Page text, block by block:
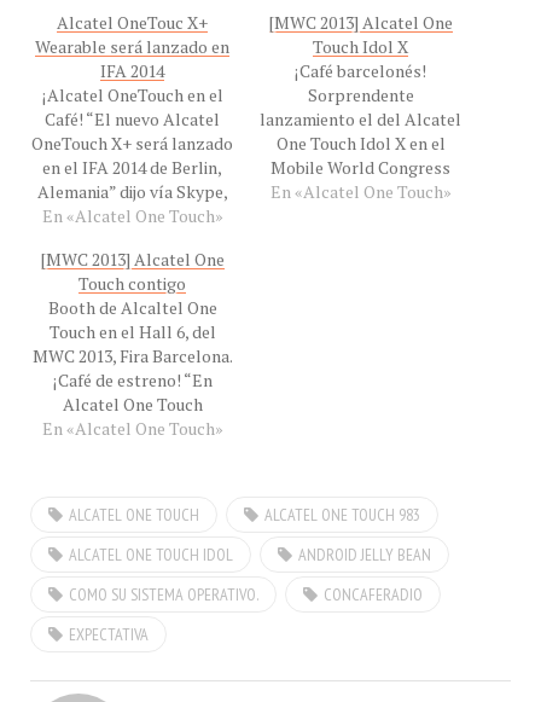
Alcatel OneTouc X+
Wearable será lanzado en
IFA 2014
¡Alcatel OneTouch en el
Café! “El nuevo Alcatel
OneTouch X+ será lanzado
en el IFA 2014 de Berlin,
Alemania” dijo vía Skype,
el Lic. Jorge Vigon,
Mercadeo de Alcatel One
Touch, desde Caracas,
Venezuela, para hablarnos
de la nueva versión mini
del llamativo Idol y de
los…
En «Alcatel One Touch»
[MWC 2013] Alcatel One
Touch Idol X
¡Café barcelonés!
Sorprendente
lanzamiento el del Alcatel
One Touch Idol X en el
Mobile World Congress
2013 y le ha robado el
En «Alcatel One Touch»
[MWC 2013] Alcatel One
Touch contigo
Booth de Alcaltel One
Touch en el Hall 6, del
MWC 2013, Fira Barcelona.
¡Café de estreno! “En
Alcatel One Touch
creamos el dispositivo
Account Manager de
Alcatel One Touch. Con
líneas…
En «Alcatel One Touch»
ALCATEL ONE TOUCH
ALCATEL ONE TOUCH 983
ALCATEL ONE TOUCH IDOL
ANDROID JELLY BEAN
COMO SU SISTEMA OPERATIVO.
CONCAFERADIO
EXPECTATIVA